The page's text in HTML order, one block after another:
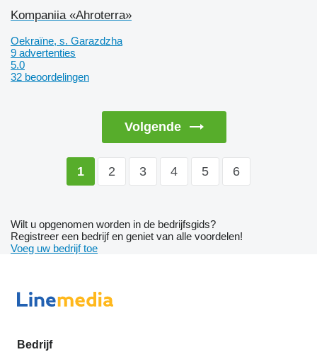
Kompaniia «Ahroterra»
Oekraïne, s. Garazdzha
9 advertenties
5.0
32 beoordelingen
Volgende
1 2 3 4 5 6
Wilt u opgenomen worden in de bedrijfsgids?
Registreer een bedrijf en geniet van alle voordelen!
Voeg uw bedrijf toe
Bedrijf